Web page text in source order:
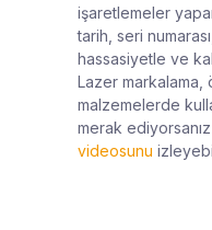
işaretlemeler
tarih, seri
hassasiyetle ve
Lazer markalama,
malzemelerde
merak ediyorsanız
videosunu